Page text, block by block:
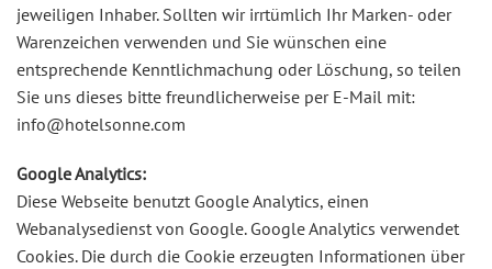
jeweiligen Inhaber. Sollten wir irrtümlich Ihr Marken- oder
Warenzeichen verwenden und Sie wünschen eine
entsprechende Kenntlichmachung oder Löschung, so teilen
Sie uns dieses bitte freundlicherweise per E-Mail mit:
info@hotelsonne.com
Google Analytics:
Diese Webseite benutzt Google Analytics, einen
Webanalysedienst von Google. Google Analytics verwendet
Cookies. Die durch die Cookie erzeugten Informationen über